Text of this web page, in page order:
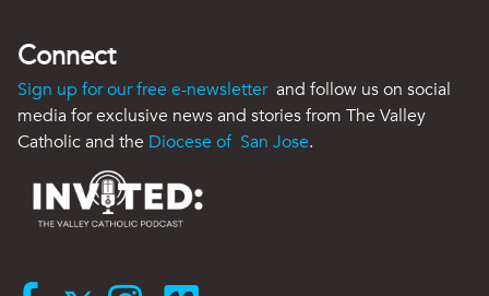
Connect
Sign up for our free e-newsletter and follow us on social
media for exclusive news and stories from The Valley
Catholic and the Diocese of San Jose.